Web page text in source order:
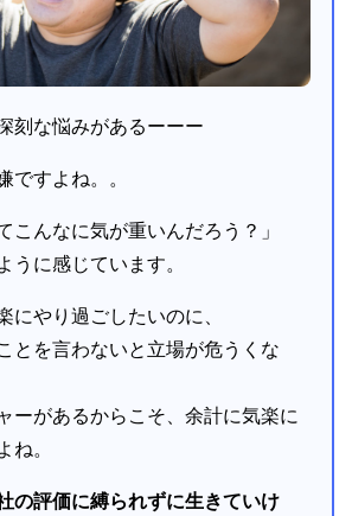
刻な悩みがあるーーー
ですよね。。
こんなに気が重いんだろう？」
うに感じています。
にやり過ごしたいのに、
とを言わないと立場が危うくな
ーがあるからこそ、余計に気楽に
ね。
の評価に縛られずに生きていけ